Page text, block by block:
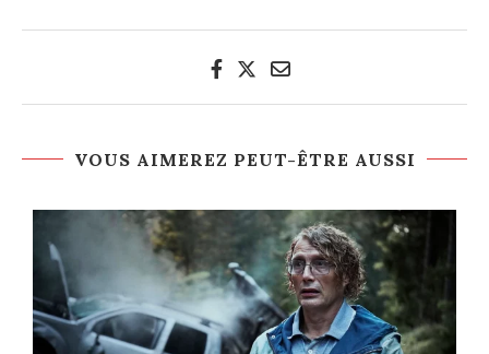
VOUS AIMEREZ PEUT-ÊTRE AUSSI